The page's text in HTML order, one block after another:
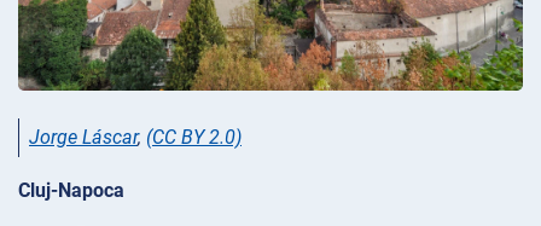
Jorge Láscar, (CC BY 2.0)
Cluj-Napoca